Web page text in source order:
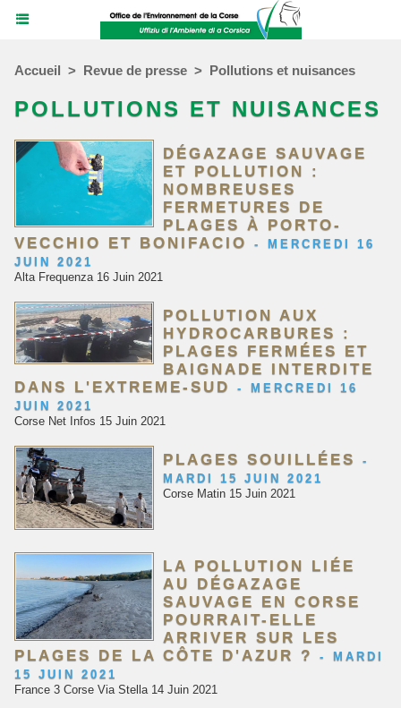
Accueil > Revue de presse > Pollutions et nuisances
POLLUTIONS ET NUISANCES
DÉGAZAGE SAUVAGE
ET POLLUTION :
NOMBREUSES
FERMETURES DE
PLAGES À PORTO-
VECCHIO ET BONIFACIO
-
MERCREDI 16
JUIN 2021
Alta Frequenza 16 Juin 2021
POLLUTION AUX
HYDROCARBURES :
PLAGES FERMÉES ET
BAIGNADE INTERDITE
DANS L'EXTREME-SUD
-
MERCREDI 16
JUIN 2021
Corse Net Infos 15 Juin 2021
PLAGES SOUILLÉES-
MARDI 15 JUIN 2021
Corse Matin 15 Juin 2021
LA POLLUTION LIÉE
AU DÉGAZAGE
SAUVAGE EN CORSE
POURRAIT-ELLE
ARRIVER SUR LES
PLAGES DE LA CÔTE D'AZUR ?
-
MARDI
15 JUIN 2021
France 3 Corse Via Stella 14 Juin 2021